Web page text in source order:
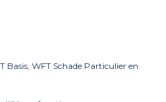
Basis, WFT Schade Particulier en